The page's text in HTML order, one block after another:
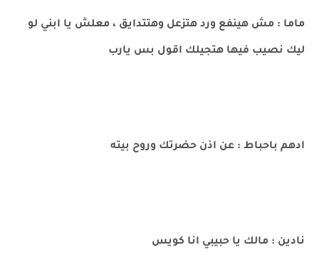
ماما : مش هينفع ورد هتزعل وهتتدايق ، معلش يا ابني لو
ليك نصيب فيها هتجيلك اقول بس يارب
ادهم باحباط : عن اذن حضرتك وروح بيته
نادين : مالك يا حبيبي انا كويس